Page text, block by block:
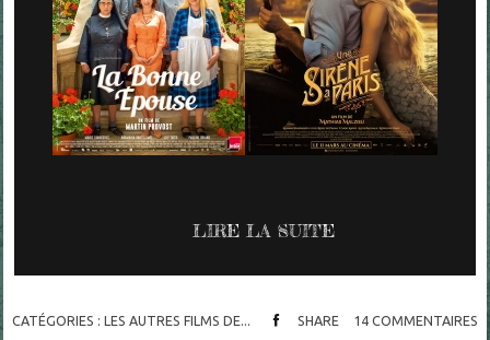
LIRE LA SUITE
CATÉGORIES : LES AUTRES FILMS DE... SHARE 14 COMMENTAIRES